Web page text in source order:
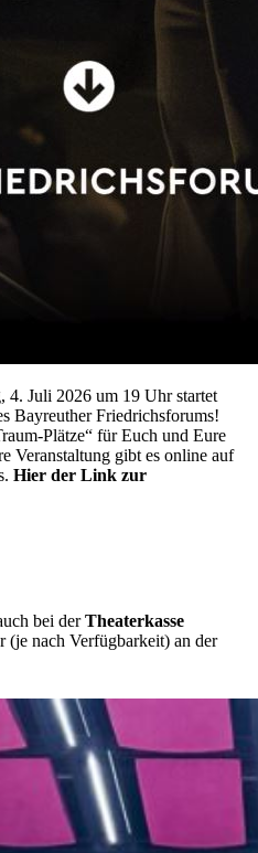
4. Juli 2026 um 19 Uhr startet
Bayreuther Friedrichsforums!
Plätze“ für Euch und Eure
Veranstaltung gibt es online auf
Hier der Link zur
bei derTheaterkasse
(je nach Verfügbarkeit) an der